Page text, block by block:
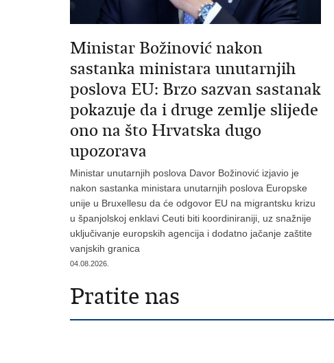
Ministar Božinović nakon
sastanka ministara unutarnjih
poslova EU: Brzo sazvan sastanak
pokazuje da i druge zemlje slijede
ono na što Hrvatska dugo
upozorava
Ministar unutarnjih poslova Davor Božinović izjavio je
nakon sastanka ministara unutarnjih poslova Europske
unije u Bruxellesu da će odgovor EU na migrantsku krizu
u španjolskoj enklavi Ceuti biti koordiniraniji, uz snažnije
uključivanje europskih agencija i dodatno jačanje zaštite
vanjskih granica
04.08.2026.
Pratite nas